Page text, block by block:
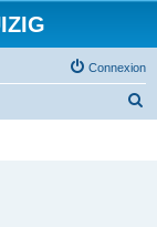
Connexion